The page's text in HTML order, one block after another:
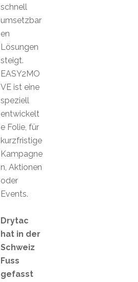
schnell
umsetzbar
en
Lösungen
steigt.
EASY2MO
VE ist eine
speziell
entwickelt
e Folie, für
kurzfristige
Kampagne
n, Aktionen
oder
Events.
Drytac
hat in der
Schweiz
Fuss
gefasst